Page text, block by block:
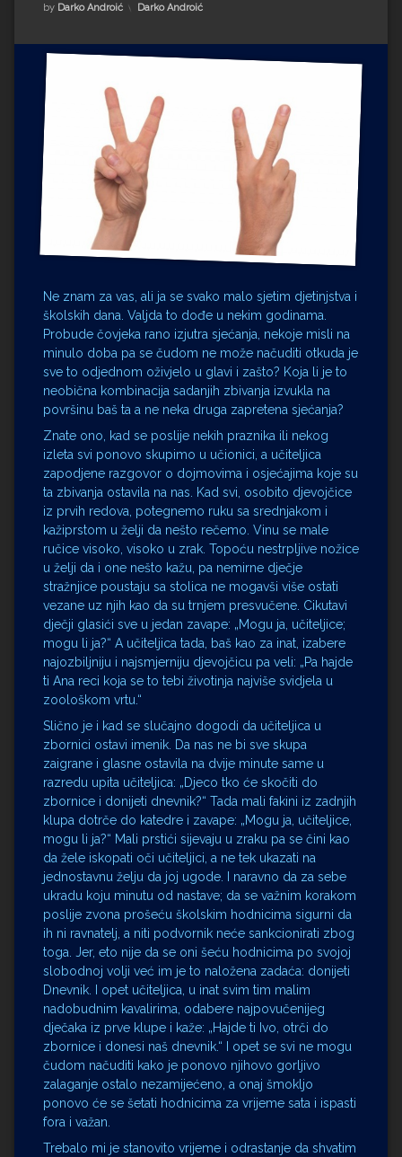
Impressum
Milenko Strižak
Drugi autori
Drugi autori
Matea Andrić
Ljiljana Lekanić-Kljaić
Željko Krznarić
Mario Lovreković
Miroslav Šantek
by Darko Androić Kategorije:
Darko Androić
Ne znam za vas, ali ja se svako malo sjetim djetinjstva i
školskih dana. Valjda to dođe u nekim godinama.
Probude čovjeka rano izjutra sjećanja, nekoje misli na
minulo doba pa se čudom ne može načuditi otkuda je
sve to odjednom oživjelo u glavi i zašto? Koja li je to
neobična kombinacija sadanjih zbivanja izvukla na
površinu baš ta a ne neka druga zapretena sjećanja?
Znate ono, kad se poslije nekih praznika ili nekog
izleta svi ponovo skupimo u učionici, a učiteljica
zapodjene razgovor o dojmovima i osjećajima koje su
ta zbivanja ostavila na nas. Kad svi, osobito djevojčice
iz prvih redova, potegnemo ruku sa srednjakom i
kažiprstom u želji da nešto rečemo. Vinu se male
ručice visoko, visoko u zrak. Topoću nestrpljive nožice
u želji da i one nešto kažu, pa nemirne dječje
stražnjice poustaju sa stolica ne mogavši više ostati
vezane uz njih kao da su trnjem presvučene. Cikutavi
dječji glasići sve u jedan zavape: „Mogu ja, učiteljice;
mogu li ja?“ A učiteljica tada, baš kao za inat, izabere
najozbiljniju i najsmjerniju djevojčicu pa veli: „Pa hajde
ti Ana reci koja se to tebi životinja najviše svidjela u
zoološkom vrtu.“
Slično je i kad se slučajno dogodi da učiteljica u
zbornici ostavi imenik. Da nas ne bi sve skupa
zaigrane i glasne ostavila na dvije minute same u
razredu upita učiteljica: „Djeco tko će skočiti do
zbornice i donijeti dnevnik?“ Tada mali fakini iz zadnjih
klupa dotrče do katedre i zavape: „Mogu ja, učiteljice,
mogu li ja?“ Mali prstići sijevaju u zraku pa se čini kao
da žele iskopati oči učiteljici, a ne tek ukazati na
jednostavnu želju da joj ugode. I naravno da za sebe
ukradu koju minutu od nastave; da se važnim korakom
poslije zvona prošeću školskim hodnicima sigurni da
ih ni ravnatelj, a niti podvornik neće sankcionirati zbog
toga. Jer, eto nije da se oni šeću hodnicima po svojoj
slobodnoj volji već im je to naložena zadaća: donijeti
Dnevnik. I opet učiteljica, u inat svim tim malim
nadobudnim kavalirima, odabere najpovučenijeg
dječaka iz prve klupe i kaže: „Hajde ti Ivo, otrči do
zbornice i donesi naš dnevnik.“ I opet se svi ne mogu
čudom načuditi kako je ponovo njihovo gorljivo
zalaganje ostalo nezamijećeno, a onaj šmokljo
ponovo će se šetati hodnicima za vrijeme sata i ispasti
fora i važan.
Trebalo mi je stanovito vrijeme i odrastanje da shvatim